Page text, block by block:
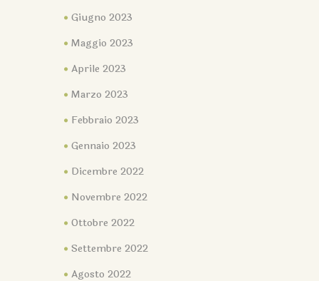
Giugno 2023
Maggio 2023
Aprile 2023
Marzo 2023
Febbraio 2023
Gennaio 2023
Dicembre 2022
Novembre 2022
Ottobre 2022
Settembre 2022
Agosto 2022